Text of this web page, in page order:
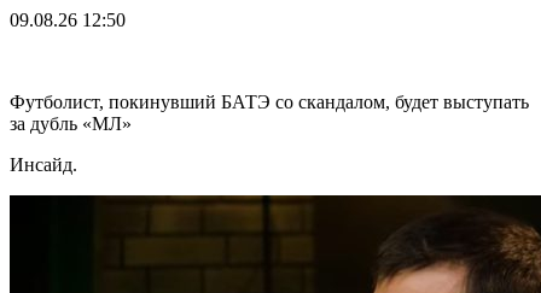
09.08.26 12:50
Футболист, покинувший БАТЭ со скандалом, будет выступать
за дубль «МЛ»
Инсайд.